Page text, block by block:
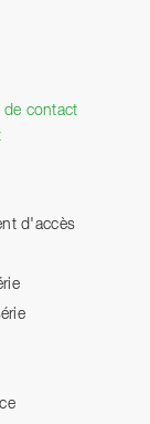
de contact
d'accès